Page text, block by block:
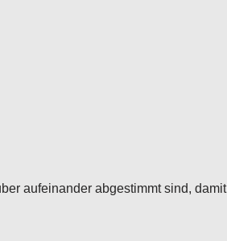
aufeinander abgestimmt sind, damit